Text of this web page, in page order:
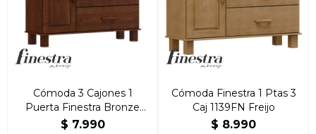
Cómoda 3 Cajones 1
Puerta Finestra Bronze
Imbuia
$ 7.990
Cómoda Finestra 1 Ptas 3
Caj 1139FN Freijo
$ 8.990